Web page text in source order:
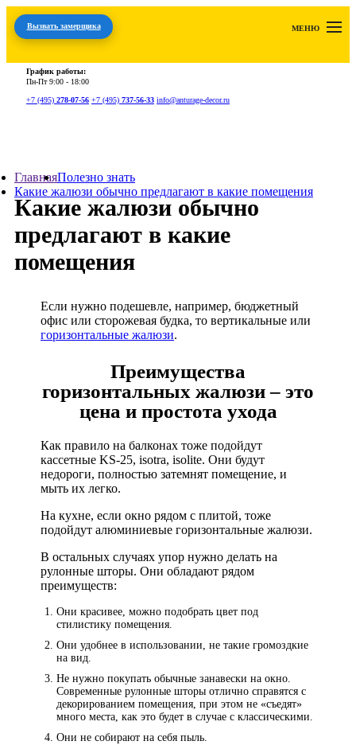
Вызвать замерщика МЕНЮ
График работы:
Пн-Пт9:00 - 18:00
+7 (495) 278-07-56 +7 (495) 737-56-33 info@anturage-decor.ru
ГлавнаяПолезно знать
Какие жалюзи обычно предлагают в какие помещения
Какие жалюзи обычно
предлагают в какие
помещения
Если нужно подешевле, например, бюджетный
офис или сторожевая будка, то вертикальные или
горизонтальные жалюзи.
Преимущества
горизонтальных жалюзи – это
цена и простота ухода
Как правило на балконах тоже подойдут
кассетные KS-25, isotra, isolite. Они будут
недороги, полностью затемнят помещение, и
мыть их легко.
На кухне, если окно рядом с плитой, тоже
подойдут алюминиевые горизонтальные жалюзи.
В остальных случаях упор нужно делать на
рулонные шторы. Они обладают рядом
преимуществ:
Они красивее, можно подобрать цвет под
стилистику помещения.
Они удобнее в использовании, не такие громоздкие
на вид.
Не нужно покупать обычные занавески на окно.
Современные рулонные шторы отлично справятся с
декорированием помещения, при этом не «съедят»
много места, как это будет в случае с классическими.
Они не собирают на себя пыль.